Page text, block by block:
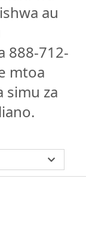
au
888-712-
mtoa
simu za